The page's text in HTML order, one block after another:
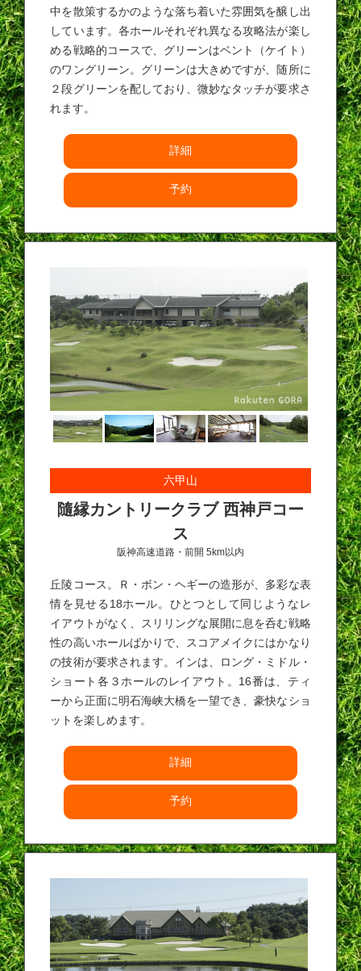
中を散策するかのような落ち着いた雰囲気を醸し出
しています。各ホールそれぞれ異なる攻略法が楽し
める戦略的コースで、グリーンはベント（ケイト）
のワングリーン。グリーンは大きめですが、随所に
２段グリーンを配しており、微妙なタッチが要求さ
れます。
詳細
予約
六甲山
隨縁カントリークラブ 西神戸コー
ス
阪神高速道路・前開 5km以内
丘陵コース。Ｒ・ボン・ヘギーの造形が、多彩な表
情を見せる18ホール。ひとつとして同じようなレ
イアウトがなく、スリリングな展開に息を呑む戦略
性の高いホールばかりで、スコアメイクにはかなり
の技術が要求されます。インは、ロング・ミドル・
ショート各３ホールのレイアウト。16番は、ティ
ーから正面に明石海峡大橋を一望でき、豪快なショ
ットを楽しめます。
詳細
予約